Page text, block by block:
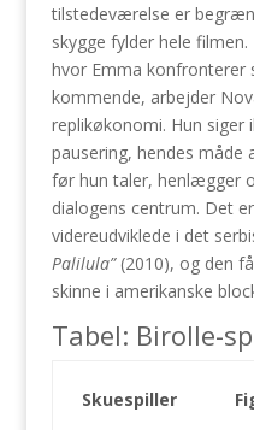
tilstedeværelse er
skygge fylder hele
hvor Emma konfronterer
kommende, arbejder
replikøkonomi. Hun siger
pausering, hendes måde
før hun taler, henlægger
dialogens centrum. Det
videreudviklede i det
Palilula”(2010), og den
skinne i amerikanske
Tabel: Birolle-
Skuespiller